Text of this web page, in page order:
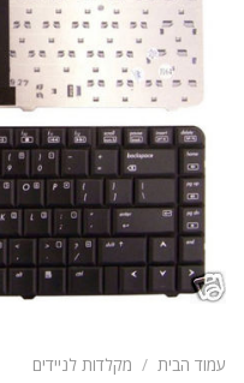
עמוד הבית / מקלדות לניידים